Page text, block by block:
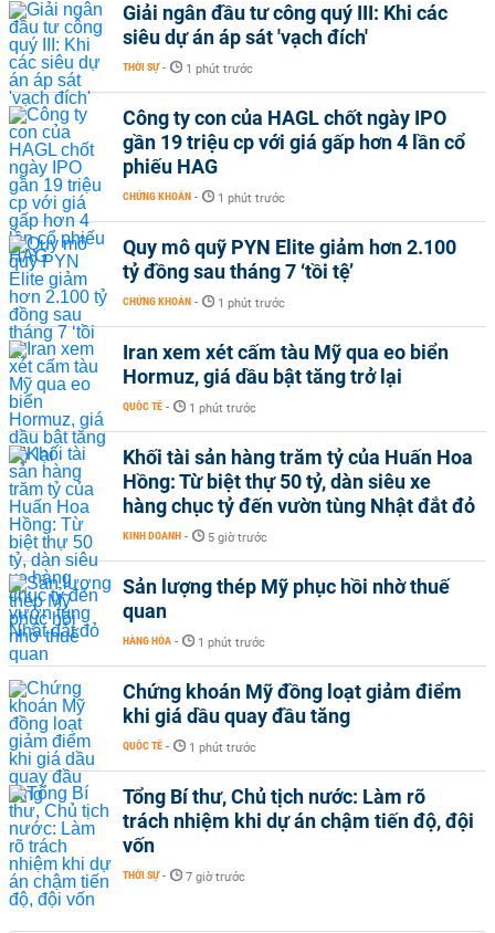
Giải ngân đầu tư công quý III: Khi các
siêu dự án áp sát 'vạch đích'
THỜI SỰ - 1 phút trước
Công ty con của HAGL chốt ngày IPO
gần 19 triệu cp với giá gấp hơn 4 lần cổ
phiếu HAG
CHỨNG KHOÁN - 1 phút trước
Quy mô quỹ PYN Elite giảm hơn 2.100
tỷ đồng sau tháng 7 ‘tồi tệ’
CHỨNG KHOÁN - 1 phút trước
Iran xem xét cấm tàu Mỹ qua eo biển
Hormuz, giá dầu bật tăng trở lại
QUỐC TẾ - 1 phút trước
Khối tài sản hàng trăm tỷ của Huấn Hoa
Hồng: Từ biệt thự 50 tỷ, dàn siêu xe
hàng chục tỷ đến vườn tùng Nhật đắt đỏ
KINH DOANH - 5 giờ trước
Sản lượng thép Mỹ phục hồi nhờ thuế
quan
HÀNG HÓA - 1 phút trước
Chứng khoán Mỹ đồng loạt giảm điểm
khi giá dầu quay đầu tăng
QUỐC TẾ - 1 phút trước
Tổng Bí thư, Chủ tịch nước: Làm rõ
trách nhiệm khi dự án chậm tiến độ, đội
vốn
THỜI SỰ - 7 giờ trước